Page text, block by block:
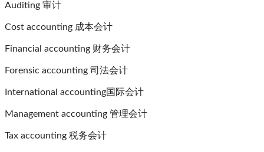
Auditing 审计
Cost accounting 成本会计
Financial accounting 财务会计
Forensic accounting 司法会计
International accounting国际会计
Management accounting 管理会计
Tax accounting 税务会计